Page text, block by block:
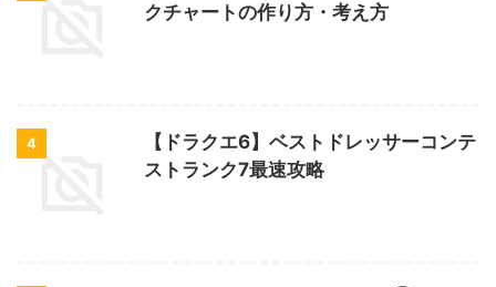
クチャートの作り方・考え方
4
【ドラクエ6】ベストドレッサーコンテ
ストランク7最速攻略